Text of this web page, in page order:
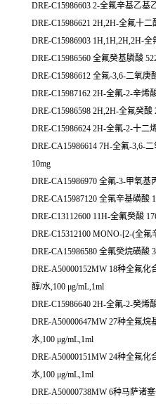
DRE-C15986603 2-全氟辛基乙基
DRE-C15986621 2H,2H-全氟十二
DRE-C15986903 1H,1H,2H,2H-
DRE-C15986560 全氟癸基膦酸
DRE-C15986612 全氟-3,6-二氧庚
DRE-C15987162 2H-全氟-2-辛烯
DRE-C15986598 2H,2H-全氟癸酸
DRE-C15986624 2H-全氟-2-十二
DRE-CA15986614 7H-全氟-3,6-
10mg
DRE-CA15986970 全氟-3-甲氧基
DRE-CA15987120 全氟辛基磺酸
DRE-C13112600 11H-全氟癸酸
DRE-C15312100 MONO-[2-(全氟
DRE-CA15986580 全氟癸烷磺酸
DRE-A50000152MW 18种全氟化
醇/水,100 μg/mL,1ml
DRE-C15986640 2H-全氟-2-癸烯
DRE-A50000647MW 27种全氟
水,100 μg/mL,1ml
DRE-A50000151MW 24种全氟化
水,100 μg/mL,1ml
DRE-A50000738MW 6种马萨诸